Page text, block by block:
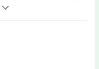
者が個人で制作・発行してい
人誌独自のエピソードをお楽し
せてご覧いただければ幸いで
が一般書籍と異なりますが、
くてもコミックス単体で十分
ので、ご安心ください♡24ペ